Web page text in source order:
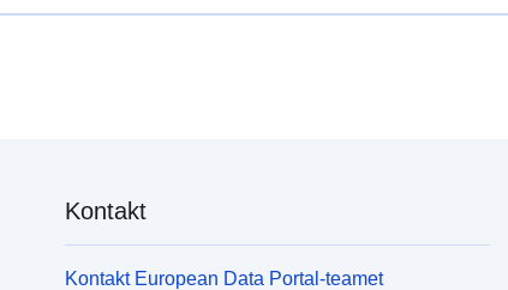
Kontakt
Kontakt European Data Portal-teamet